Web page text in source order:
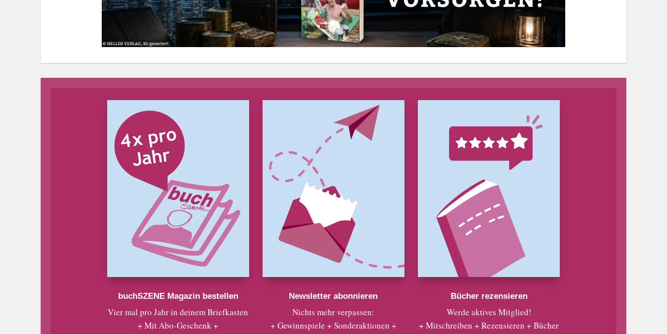
buchSZENE Magazin bestellen
Vier mal pro Jahr in deinem Briefkasten
+ Mit Abo-Geschenk +
Newsletter abonnieren
Nichts mehr verpassen:
+ Gewinnspiele + Sonderaktionen +
Bücher rezensieren
Werde aktives Mitglied!
+ Mitschreiben + Rezensieren + Bücher